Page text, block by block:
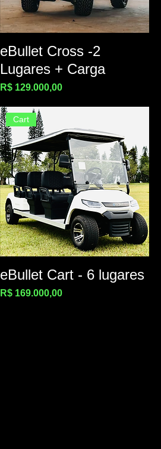
eBullet Cross -2
Lugares + Carga
Preço
R$ 129.000,00
Cart
eBullet Cart - 6 lugares
Preço
R$ 169.000,00